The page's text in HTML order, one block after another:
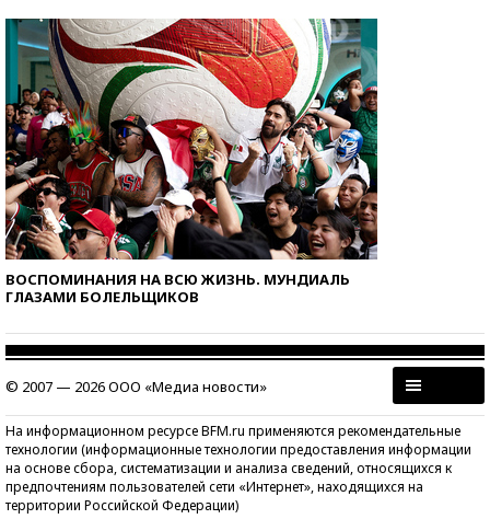
ВОСПОМИНАНИЯ НА ВСЮ ЖИЗНЬ. МУНДИАЛЬ
ГЛАЗАМИ БОЛЕЛЬЩИКОВ
© 2007 — 2026 ООО «Медиа новости»
На информационном ресурсе BFM.ru применяются рекомендательные
технологии (информационные технологии предоставления информации
на основе сбора, систематизации и анализа сведений, относящихся к
предпочтениям пользователей сети «Интернет», находящихся на
территории Российской Федерации)